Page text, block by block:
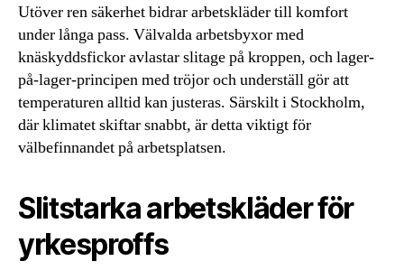
Utöver ren säkerhet bidrar arbetskläder till komfort
under långa pass. Välvalda arbetsbyxor med
knäskyddsfickor avlastar slitage på kroppen, och lager-
på-lager-principen med tröjor och underställ gör att
temperaturen alltid kan justeras. Särskilt i Stockholm,
där klimatet skiftar snabbt, är detta viktigt för
välbefinnandet på arbetsplatsen.
Slitstarka arbetskläder för
yrkesproffs